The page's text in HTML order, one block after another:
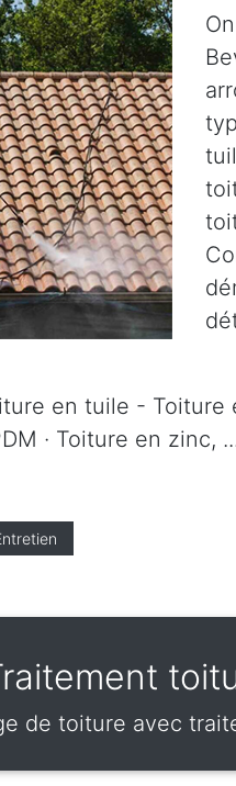
en tuile -
· Toiture en zinc,
de toiture avec